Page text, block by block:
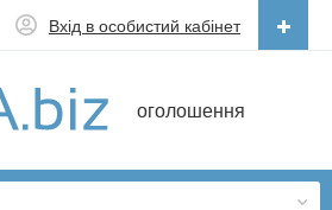
оголошення
Вхід в особистий кабінет